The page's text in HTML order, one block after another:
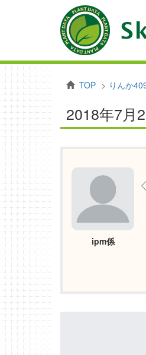
TOP りんか
2018年7月
ipm係